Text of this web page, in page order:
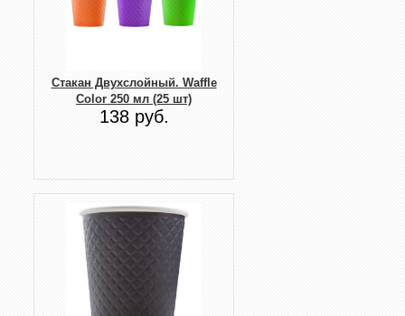
Стакан Двухслойный. Waffle
Color 250 мл (25 шт)
138 руб.